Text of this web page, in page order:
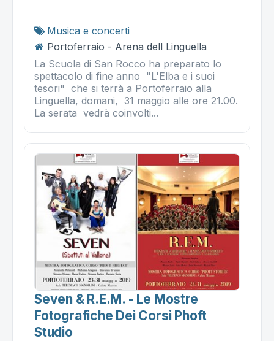
Musica e concerti
Portoferraio - Arena dell Linguella
La Scuola di San Rocco ha preparato lo
spettacolo di fine anno "L'Elba e i suoi
tesori" che si terrà a Portoferraio alla
Linguella, domani, 31 maggio alle ore 21.00.
La serata vedrà coinvolti...
Seven & R.e.m. - Le Mostre
Fotografiche Dei Corsi Phoft
Studio